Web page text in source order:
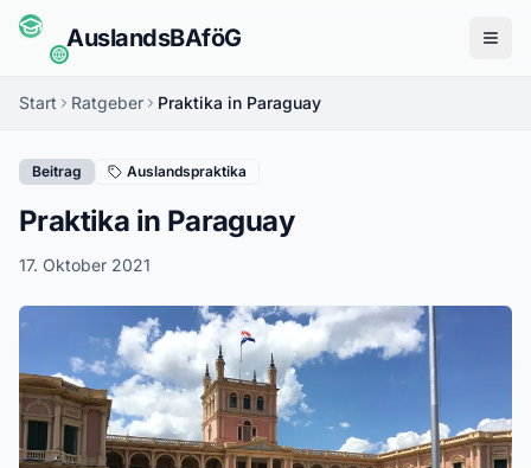
AuslandsBAföG
Start Ratgeber Praktika in Paraguay
Beitrag Auslandspraktika
Praktika in Paraguay
17. Oktober 2021